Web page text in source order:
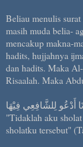
Beliau menulis
masih muda belia-
mencakup makna-
hadits, hujjahnya
dan hadits. Maka
Risaalah. Maka
أَدْعُو لِلشَّافِعِي فِيْهَا
"Tidaklah aku
sholatku tersebut"